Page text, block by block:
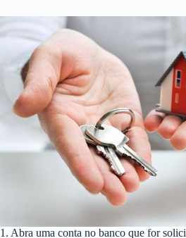
1. Abra uma conta no banco que for